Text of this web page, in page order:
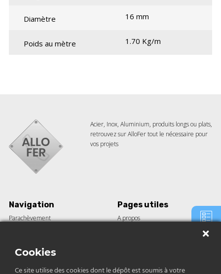
de devis
Diamètre 16 mm
Poids au mètre 1.70 Kg/m
Acier, Inox, Aluminium, produits longs ou plats,
retrouvez sur AlloFer tout le nécessaire pour
vos projets
Navigation
Parachèvement
Construction
Inox et aluminium
Pages utiles
A propos
Cookies
Ce site utilise des cookies dont le dépôt est soumis à votre